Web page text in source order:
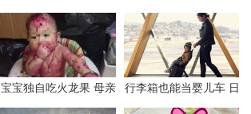
斯卡古拉事件
万
宝宝独自吃火龙果 母亲
行李箱也能当婴儿车 日